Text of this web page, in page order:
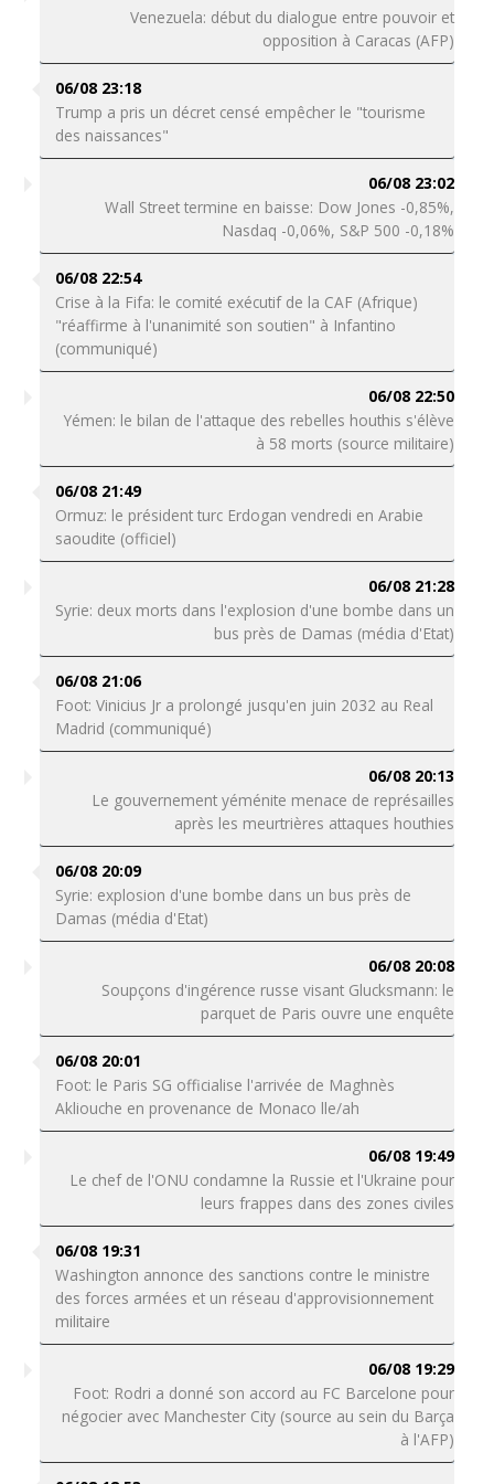
Venezuela: début du dialogue entre pouvoir et
opposition à Caracas (AFP)
06/08 23:18
Trump a pris un décret censé empêcher le "tourisme
des naissances"
06/08 23:02
Wall Street termine en baisse: Dow Jones -0,85%,
Nasdaq -0,06%, S&P 500 -0,18%
06/08 22:54
Crise à la Fifa: le comité exécutif de la CAF (Afrique)
"réaffirme à l'unanimité son soutien" à Infantino
(communiqué)
06/08 22:50
Yémen: le bilan de l'attaque des rebelles houthis s'élève
à 58 morts (source militaire)
06/08 21:49
Ormuz: le président turc Erdogan vendredi en Arabie
saoudite (officiel)
06/08 21:28
Syrie: deux morts dans l'explosion d'une bombe dans un
bus près de Damas (média d'Etat)
06/08 21:06
Foot: Vinicius Jr a prolongé jusqu'en juin 2032 au Real
Madrid (communiqué)
06/08 20:13
Le gouvernement yéménite menace de représailles
après les meurtrières attaques houthies
06/08 20:09
Syrie: explosion d'une bombe dans un bus près de
Damas (média d'Etat)
06/08 20:08
Soupçons d'ingérence russe visant Glucksmann: le
parquet de Paris ouvre une enquête
06/08 20:01
Foot: le Paris SG officialise l'arrivée de Maghnès
Akliouche en provenance de Monaco lle/ah
06/08 19:49
Le chef de l'ONU condamne la Russie et l'Ukraine pour
leurs frappes dans des zones civiles
06/08 19:31
Washington annonce des sanctions contre le ministre
des forces armées et un réseau d'approvisionnement
militaire
06/08 19:29
Foot: Rodri a donné son accord au FC Barcelone pour
négocier avec Manchester City (source au sein du Barça
à l'AFP)